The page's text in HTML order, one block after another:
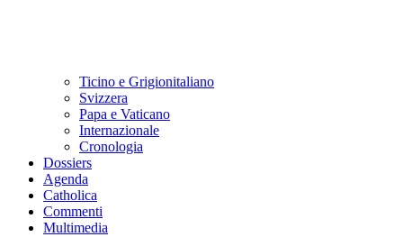
Ticino e Grigionitaliano
Svizzera
Papa e Vaticano
Internazionale
Cronologia
Dossiers
Agenda
Catholica
Commenti
Multimedia